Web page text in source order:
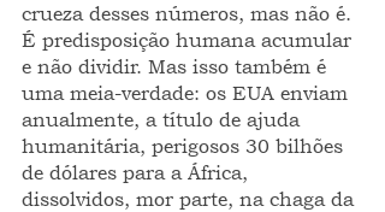
crueza desses números, mas não é.
É predisposição humana acumular
e não dividir. Mas isso também é
uma meia-verdade: os EUA enviam
anualmente, a título de ajuda
humanitária, perigosos 30 bilhões
de dólares para a África,
dissolvidos, mor parte, na chaga da